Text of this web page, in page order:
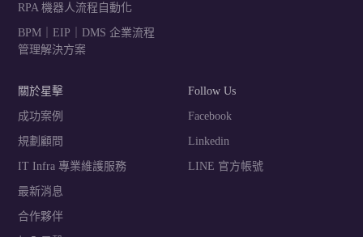
RPA 機器人流程自動化
BPM｜EIP｜DMS 企業流程
管理解決方案
關於星擊
成功案例
規劃顧問
IT Infra 專業維護服務
最新消息
合作夥伴
Follow Us
Facebook
Linkedin
LINE 官方帳號